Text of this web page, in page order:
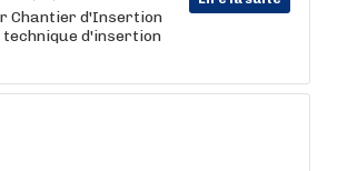
Chantier d'Insertion
technique d'insertion